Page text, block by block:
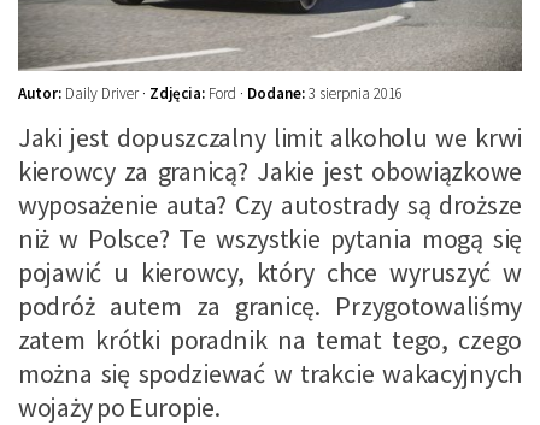
Autor: Daily Driver · Zdjęcia: Ford · Dodane:3 sierpnia 2016
Jaki jest dopuszczalny limit alkoholu we krwi
kierowcy za granicą? Jakie jest obowiązkowe
wyposażenie auta? Czy autostrady są droższe
niż w Polsce? Te wszystkie pytania mogą się
pojawić u kierowcy, który chce wyruszyć w
podróż autem za granicę. Przygotowaliśmy
zatem krótki poradnik na temat tego, czego
można się spodziewać w trakcie wakacyjnych
wojaży po Europie.